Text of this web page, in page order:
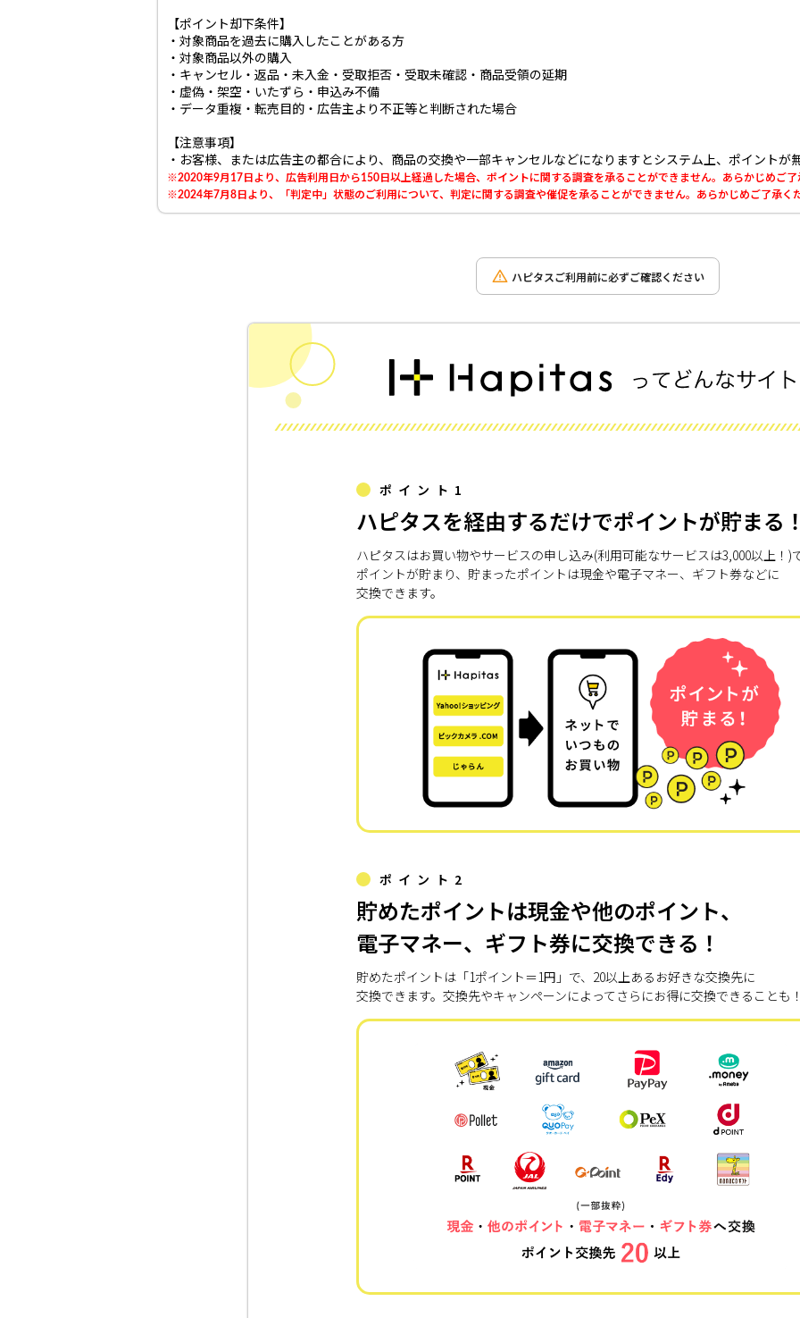
【ポイント却下条件】
・対象商品を過去に購入したことがある方
・対象商品以外の購入
・キャンセル・返品・未入金・受取拒否・受取未確認・商品受領の延期
・虚偽・架空・いたずら・申込み不備
・データ重複・転売目的・広告主より不正等と判断された場合
【注意事項】
・お客様、または広告主の都合により、商品の交換や一部キャンセルなどになりますとシステム上、ポイントが
※2020年9月17日より、広告利用日から150日以上経過した場合、ポイントに関する調査を承ることができません。あらかじめご了
※2024年7月8日より、「判定中」状態のご利用について、判定に関する調査や催促を承ることができません。あらかじめご了承く
ハピタスご利用前に必ずご確認ください
ポイント1
ハピタスを経由するだけでポイントが貯まる
ハピタスはお買い物やサービスの申し込み(利用可能なサービスは3,000以上！)
ポイントが貯まり、貯まったポイントは現金や電子マネー、ギフト券などに
交換できます。
ポイント2
貯めたポイントは現金や他のポイント、
電子マネー、ギフト券に交換できる！
貯めたポイントは「1ポイント＝1円」で、20以上あるお好きな交換先に
交換できます。交換先やキャンペーンによってさらにお得に交換できることも